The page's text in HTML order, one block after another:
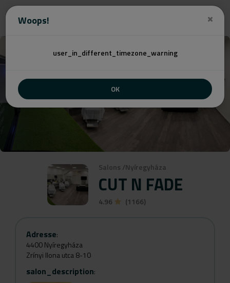
Woops!
user_in_different_timezone_warning
OK
Salons /Nyíregyháza
CUT N FADE
4.96 (1166)
Adresse:
4400 Nyíregyháza
Zrínyi Ilona utca 8-10
salon_description: